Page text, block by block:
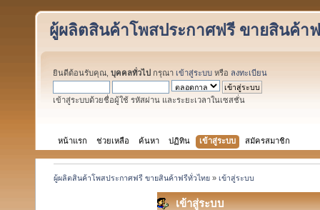
ผู้ผลิตสินค้าโพสประกาศฟรี ขายสินค้า
ยินดีต้อนรับคุณ, บุคคลทั่วไป กรุณา เข้าสู่ระบบ หรือ ลงทะเบียน
เข้าสู่ระบบด้วยชื่อผู้ใช้ รหัสผ่าน และระยะเวลาในเซสชั่น
หน้าแรก ช่วยเหลือ ค้นหา ปฏิทิน เข้าสู่ระบบ สมัครสมาชิก
ผู้ผลิตสินค้าโพสประกาศฟรี ขายสินค้าฟรีทั่วไทย »เข้าสู่ระบบ
เข้าสู่ระบบ